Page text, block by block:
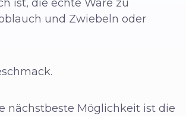
ist, die echte Ware zu
und Zwiebeln oder
nächstbeste Möglichkeit ist die